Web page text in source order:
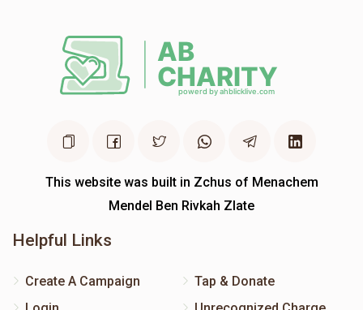
This website was built in Zchus of Menachem
Mendel Ben Rivkah Zlate
Helpful Links
Create A Campaign
Tap & Donate